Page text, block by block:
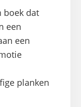
boek dat
een
een
planken